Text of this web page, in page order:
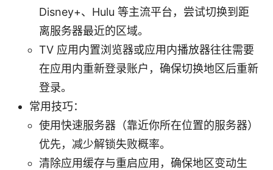
Disney+、Hulu 等主流平台，尝试切换到距
离服务器最近的区域。
TV 应用内置浏览器或应用内播放器往往需要
在应用内重新登录账户，确保切换地区后重新
登录。
常用技巧：
使用快速服务器（靠近你所在位置的服务器）
优先，减少解锁失败概率。
清除应用缓存与重启应用，确保地区变动生